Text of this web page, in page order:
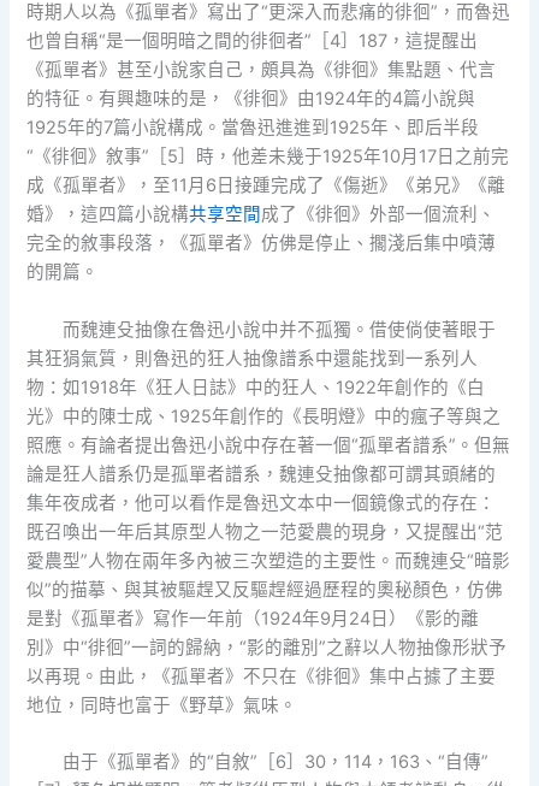
時期人以為《孤單者》寫出了“更深入而悲痛的徘徊”，而魯迅
也曾自稱“是一個明暗之間的徘徊者”［4］187，這提醒出
《孤單者》甚至小說家自己，頗具為《徘徊》集點題、代言
的特征。有興趣味的是，《徘徊》由1924年的4篇小說與
1925年的7篇小說構成。當魯迅進進到1925年、即后半段
“《徘徊》敘事”［5］時，他差未幾于1925年10月17日之前完
成《孤單者》，至11月6日接踵完成了《傷逝》《弟兄》《離
婚》，這四篇小說構共享空間成了《徘徊》外部一個流利、
完全的敘事段落，《孤單者》仿佛是停止、擱淺后集中噴薄
的開篇。
而魏連殳抽像在魯迅小說中并不孤獨。借使倘使著眼于
其狂狷氣質，則魯迅的狂人抽像譜系中還能找到一系列人
物：如1918年《狂人日誌》中的狂人、1922年創作的《白
光》中的陳士成、1925年創作的《長明燈》中的瘋子等與之
照應。有論者提出魯迅小說中存在著一個“孤單者譜系”。但無
論是狂人譜系仍是孤單者譜系，魏連殳抽像都可謂其頭緒的
集年夜成者，他可以看作是魯迅文本中一個鏡像式的存在：
既召喚出一年后其原型人物之一范愛農的現身，又提醒出“范
愛農型”人物在兩年多內被三次塑造的主要性。而魏連殳“暗影
似”的描摹、與其被驅趕又反驅趕經過歷程的奧秘顏色，仿佛
是對《孤單者》寫作一年前（1924年9月24日）《影的離
別》中“徘徊”一詞的歸納，“影的離別”之辭以人物抽像形狀予
以再現。由此，《孤單者》不只在《徘徊》集中占據了主要
地位，同時也富于《野草》氣味。
由于《孤單者》的“自敘”［6］30，114，163、“自傳”